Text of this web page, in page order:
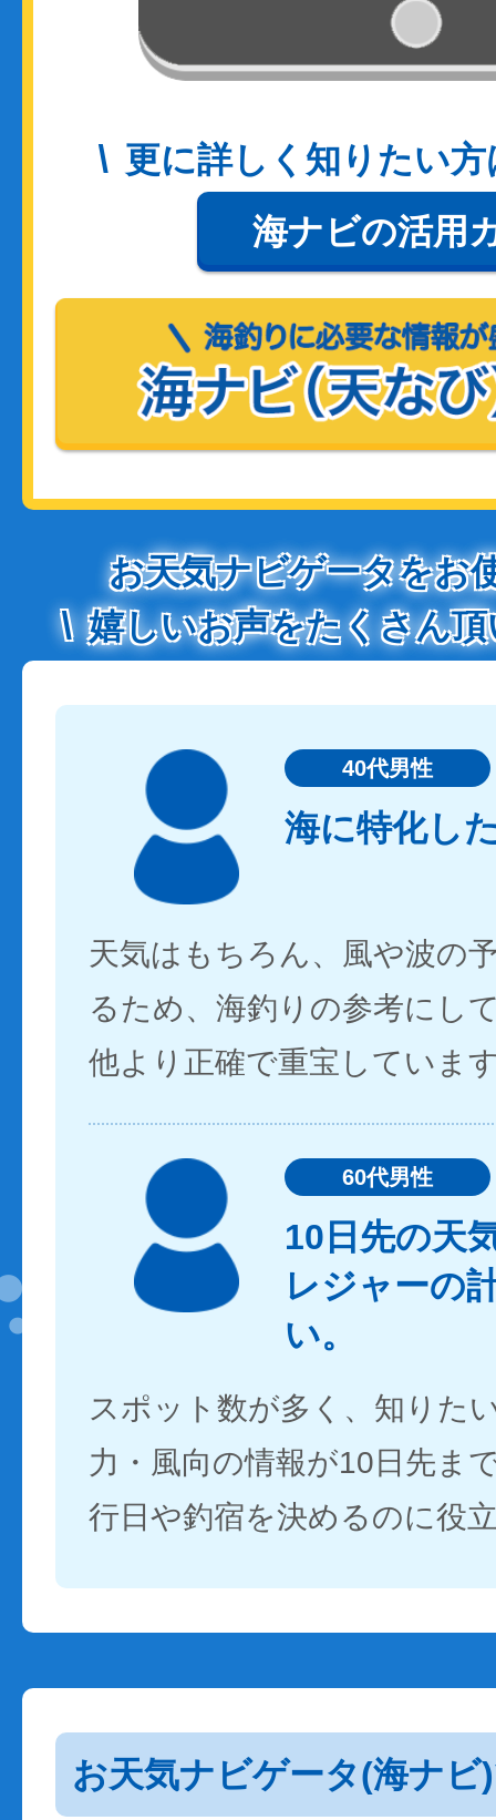
更に詳しく知りたい
海ナビの活用
お天気ナビゲータをお
嬉しいお声をたくさん
40代男性
海に特化し
天気はもちろん、風や波の
るため、海釣りの参考にし
他より正確で重宝していま
60代男性
10日先の天
レジャーの
い。
スポット数が多く、知りた
力・風向の情報が10日先ま
行日や釣宿を決めるのに役
お天気ナビゲータ(海ナビ